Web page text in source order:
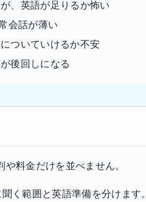
、英語が足りるか怖い
会話が薄い
ついていけるか不安
後回しになる
料金だけを並べません。
く範囲と英語準備を分けます。